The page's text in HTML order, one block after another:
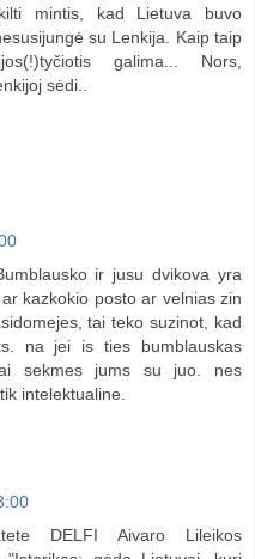
mintis, kad Lietuva buvo
su Lenkija. Kaip taip
galima... Nors,
sėdi..
ir jusu dvikova yra
kazkokio posto ar velnias zin
tai teko suzinot, kad
na jei is ties bumblauskas
sekmes jums su juo. nes
intelektualine.
DELFI Aivaro Lileikos